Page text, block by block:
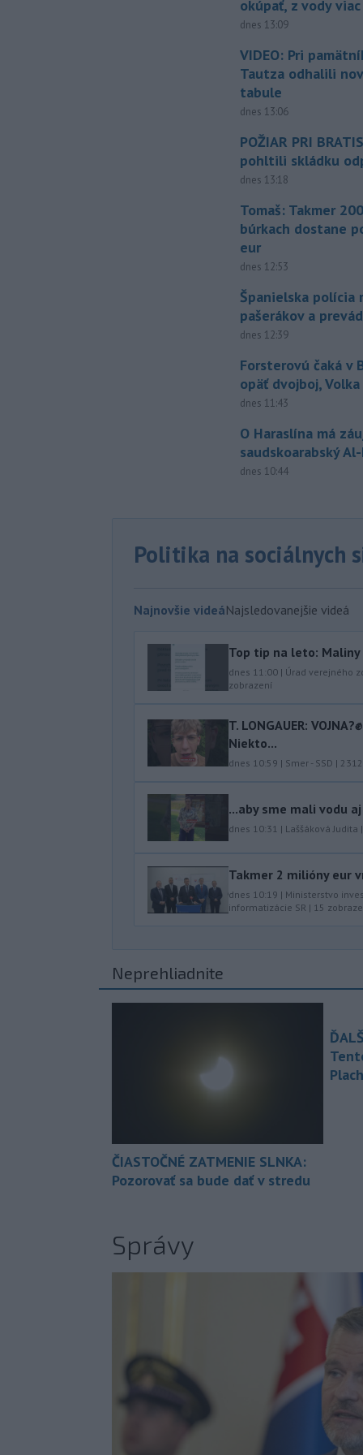
okúpať, z vody
dnes 13:09
VIDEO: Pri
Tautza odhalili
tabule
dnes 13:06
POŽIAR PRI
pohltili skládku
dnes 13:18
Tomaš: Takmer
búrkach dostane
eur
dnes 12:53
Španielska polícia
pašerákov a
dnes 12:39
Forsterovú čaká v
opäť dvojboj,
dnes 11:43
O Haraslína má
saudskoarabský
dnes 10:44
Politika na sociálnych
Najnovšie videáNajsledovanejšie videá
Top tip na leto:
dnes 11:00 | Úrad verejného
zobrazení
T. LONGAUER:
Niekto...
dnes 10:59 | Smer - SSD | 2312
...aby sme mali vodu
dnes 10:31 | Laššáková Judita |
Takmer 2 milióny eur
dnes 10:19 | Ministerstvo
informatizácie SR | 15
Neprehliadnite
ČIASTOČNÉ ZATMENIE SLNKA:
Pozorovať sa bude dať v stredu
Správy